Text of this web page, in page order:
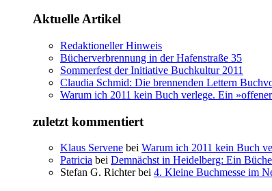
Aktuelle Artikel
Redaktioneller Hinweis
Bücherverbrennung in der Hafenstraße 35
Sommerfest der Initiative Buchkultur 2011
Claudia Schmid: Die brennenden Lettern
Warum ich 2011 kein Buch verlege. Ein
zuletzt kommentiert
Klaus Servene bei Warum ich 2011 kein Buch
Patricia bei Demnächst in Heidelberg: Ein
Stefan G. Richter bei 4. Kleine Buchmesse im